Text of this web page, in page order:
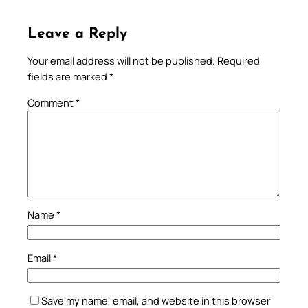
Leave a Reply
Your email address will not be published. Required
fields are marked *
Comment*
Name *
Email*
Save my name, email, and website in this browser